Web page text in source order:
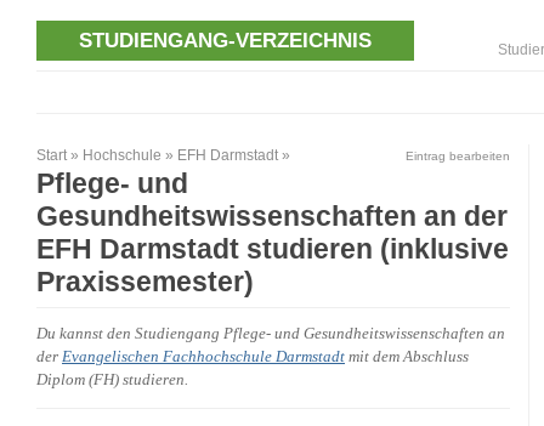
STUDIENGANG-VERZEICHNIS
Start » Hochschule » EFH Darmstadt » Eintrag bearbeiten
Pflege- und
Gesundheitswissenschaften an der
EFH Darmstadt studieren (inklusive
Praxissemester)
Du kannst den Studiengang Pflege- und Gesundheitswissenschaften an
der Evangelischen Fachhochschule Darmstadt mit dem Abschluss
Diplom (FH) studieren.